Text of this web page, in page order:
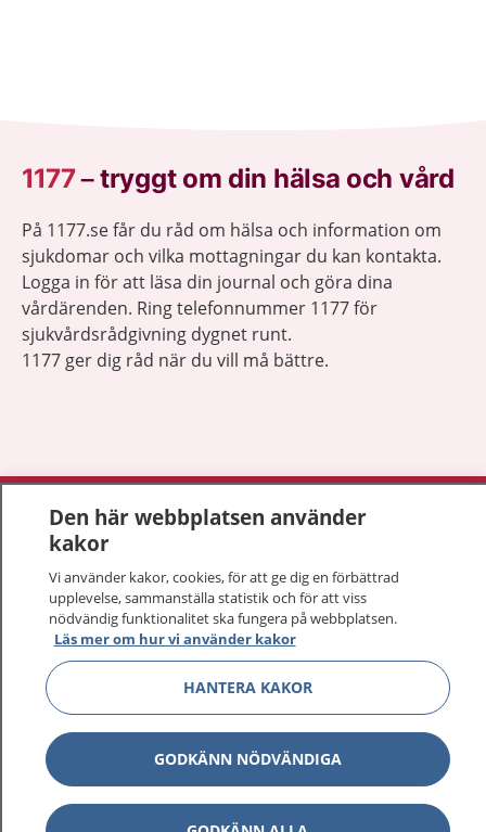
1177–tryggt om din hälsa och vård
På 1177.se får du råd om hälsa och information om
sjukdomar och vilka mottagningar du kan kontakta.
Logga in för att läsa din journal och göra dina
vårdärenden. Ring telefonnummer 1177 för
sjukvårdsrådgivning dygnet runt.
1177 ger dig råd när du vill må bättre.
1177 på flera språk
Kontakt
Behandling av personuppgifter
Hantering av kakor
Inställningar för kakor
Den här webbplatsen använder
kakor
Vi använder kakor, cookies, för att ge dig en förbättrad
upplevelse, sammanställa statistik och för att viss
nödvändig funktionalitet ska fungera på webbplatsen.
Läs mer om hur vi använder kakor
HANTERA KAKOR
GODKÄNN NÖDVÄNDIGA